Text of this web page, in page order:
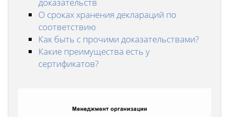
О сроках хранения деклараций по
соответствию
Как быть с прочими доказательствами?
Какие преимущества есть у
сертификатов?